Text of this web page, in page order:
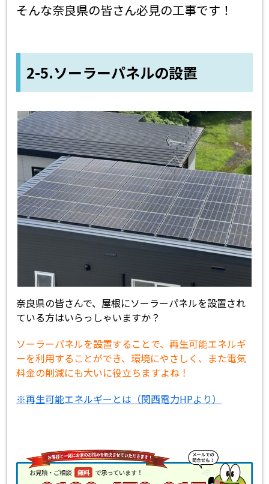
そんな奈良県の皆さん必見の工事です！
2-5.ソーラーパネルの設置
奈良県の皆さんで、屋根にソーラーパネルを設置され
ている方はいらっしゃいますか？
ソーラーパネルを設置することで、再生可能エネルギ
ーを利用することができ、環境にやさしく、また電気
料金の削減にも大いに役立ちますよね！
※再生可能エネルギーとは（関西電力HPより）